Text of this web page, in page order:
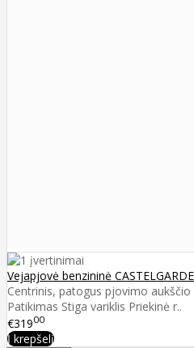
Vejapjovė benzininė
Centrinis, patogus pjovimo
Patikimas Stiga variklis Priekinė r..
€31900
Į krepšelį